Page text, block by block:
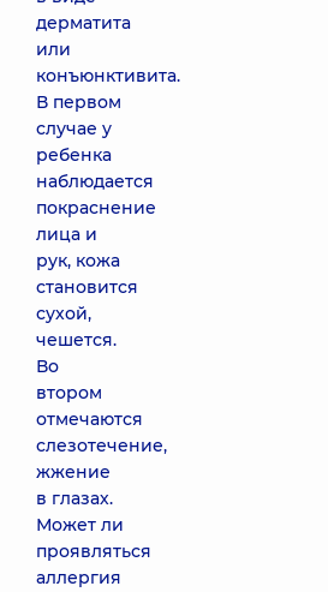
дерматита
или
конъюнктивита.
В первом
случае у
ребенка
наблюдается
покраснение
лица и
рук, кожа
становится
сухой,
чешется.
Во
втором
отмечаются
слезотечение,
жжение
в глазах.
Может ли
проявляться
аллергия